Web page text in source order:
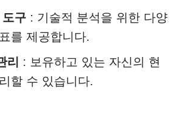
구 : 기술적 분석을 위한 다양
를 제공합니다.
리 : 보유하고 있는 자신의 현
할 수 있습니다.